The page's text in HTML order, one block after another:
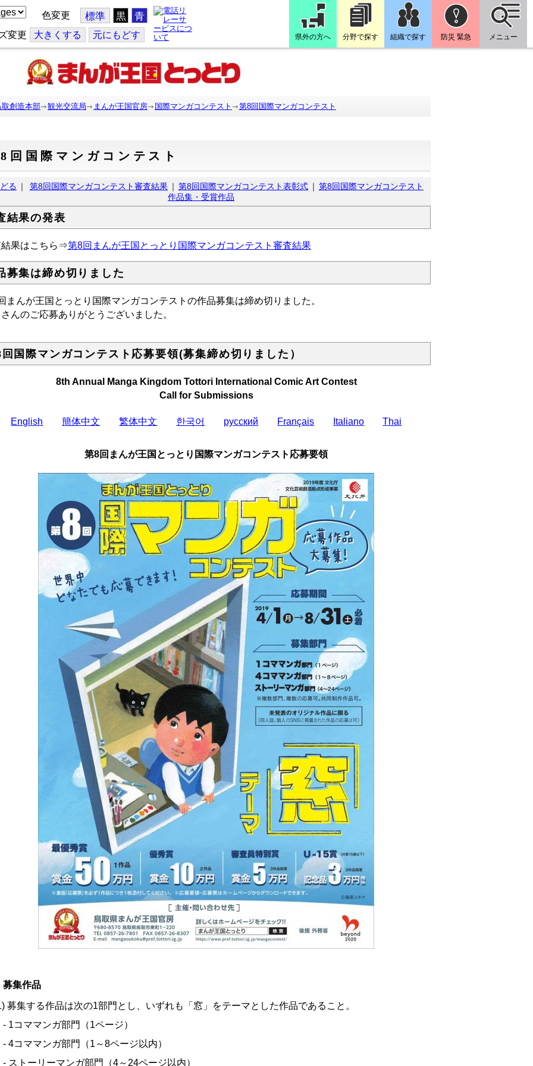
色変更 標準 黒 青
変更 大きくする 元にもどす 県外の方へ 分野で探す 組織で探す 防災 緊急 メニュー
取創造本部 観光交流局 まんが王国官房 国際マンガコンテスト 第8回国際マンガコンテスト
回国際マンガコンテスト
る ｜ 第8回国際マンガコンテスト審査結果 ｜ 第8回国際マンガコンテスト表彰式 ｜ 第8回国際マンガコンテスト
作品集・受賞作品
結果の発表
果はこちら⇒第8回まんが王国とっとり国際マンガコンテスト審査結果
募集は締め切りました
まんが王国とっとり国際マンガコンテストの作品募集は締め切りました。
んのご応募ありがとうございました。
国際マンガコンテスト応募要領(募集締め切りました）
8th Annual Manga Kingdom Tottori International Comic Art Contest
Call for Submissions
English 簡体中文 繁体中文 한국어 русский Français Italiano Thai
第8回まんが王国とっとり国際マンガコンテスト応募要領
集作品
募集する作品は次の1部門とし、いずれも「窓」をテーマとした作品であること。
- 1コママンガ部門（1ページ）
- 4コママンガ部門（1～8ページ以内）
- ストーリーマンガ部門（4～24ページ以内）